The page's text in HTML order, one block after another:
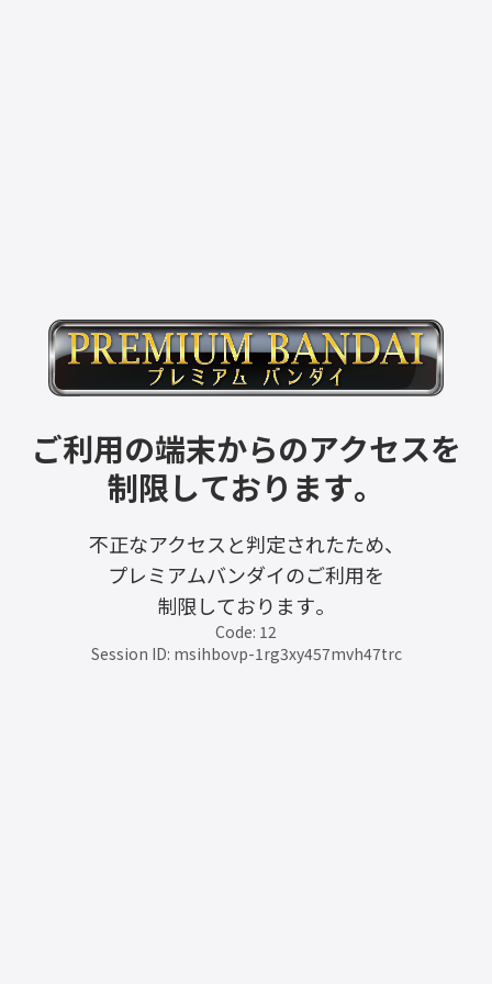
ご利用の端末からのアクセスを
制限しております。
不正なアクセスと判定されたため、
プレミアムバンダイのご利用を
制限しております。
Code: 12
Session ID: msihbovp-1rg3xy457mvh47trc